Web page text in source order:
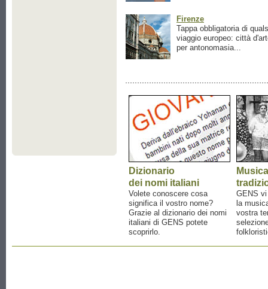
Firenze
Tappa obbligatoria di
viaggio europeo: città
per antonomasia...
Dizionario
dei nomi italiani
Volete conoscere cosa
significa il vostro nome?
Grazie al dizionario dei nomi
italiani di GENS potete
scoprirlo.
Musica
GENS
la
vostra